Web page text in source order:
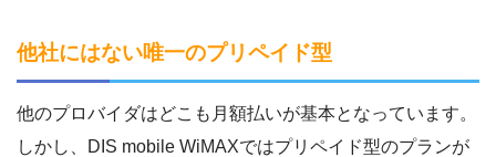
他社にはない唯一のプリペイド型
他のプロバイダはどこも月額払いが基本となっています。
しかし、DIS mobile WiMAXではプリペイド型のプランが